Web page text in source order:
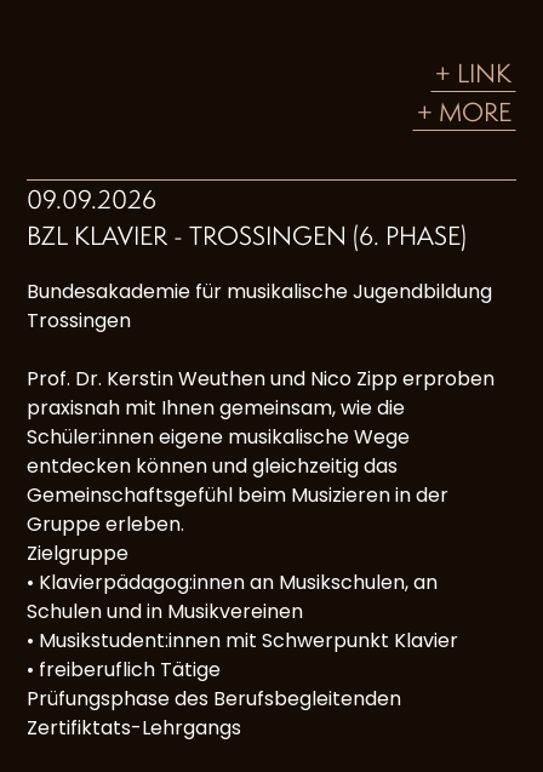
+ LINK
+ MORE
09.09.2026
BZL KLAVIER - TROSSINGEN (6. PHASE)
Bundesakademie für musikalische Jugendbildung
Trossingen
Prof. Dr. Kerstin Weuthen und Nico Zipp erproben
praxisnah mit Ihnen gemeinsam,wie die
Schüler:innen eigene musikalischeWege
entdecken können und gleichzeitigdas
Gemeinschaftsgefühl beim Musizierenin der
Gruppe erleben.
Zielgruppe
• Klavierpädagog:innen an Musikschulen, an
Schulen und in Musikvereinen
• Musikstudent:innen mit Schwerpunkt Klavier
• freiberuflich Tätige
Prüfungsphase des Berufsbegleitenden
Zertifiktats-Lehrgangs